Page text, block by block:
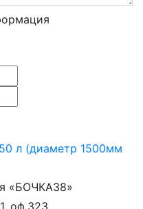
«БОЧКА38»
оф.323